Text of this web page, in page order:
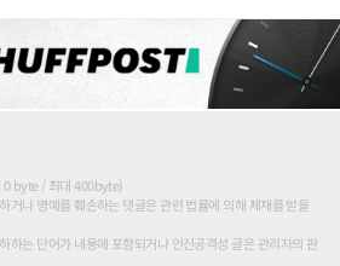
0 byte / 최대 400byte)
거나 명예를 훼손하는 댓글은 관련 법률에 의해 제재를 받을
하는 단어가 내용에 포함되거나 인신공격성 글은 관리자의 판